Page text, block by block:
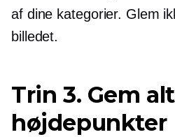
af dine kategorier. Glem
billedet.
Trin 3. Gem
højdepunkter